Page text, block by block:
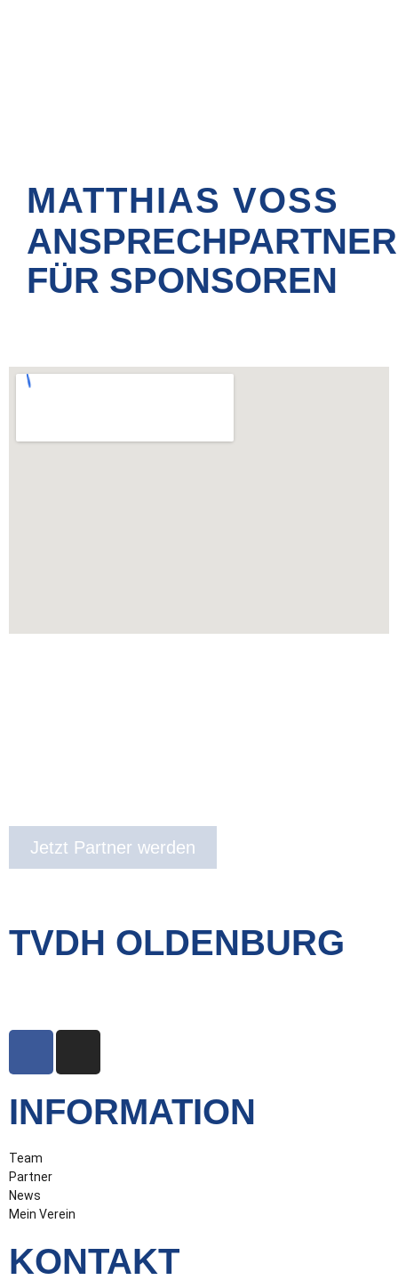
MATTHIAS VOSS
ANSPRECHPARTNER
FÜR SPONSOREN
Jetzt Partner werden
TVDH OLDENBURG
INFORMATION
Team
Partner
News
Mein Verein
KONTAKT